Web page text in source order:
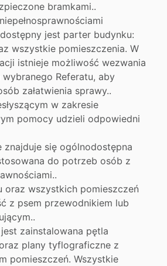
bramkami..
jest parter budynku:
wszystkie pomieszczenia. W
istnieje możliwość wezwania
Referatu, aby
załatwienia sprawy..
w zakresie
pomocy udzieli odpowiedni
znajduje się ogólnodostępna
do potrzeb osób z
oraz wszystkich pomieszczeń
z psem przewodnikiem lub
zainstalowana pętla
plany tyflograficzne z
pomieszczeń. Wszystkie